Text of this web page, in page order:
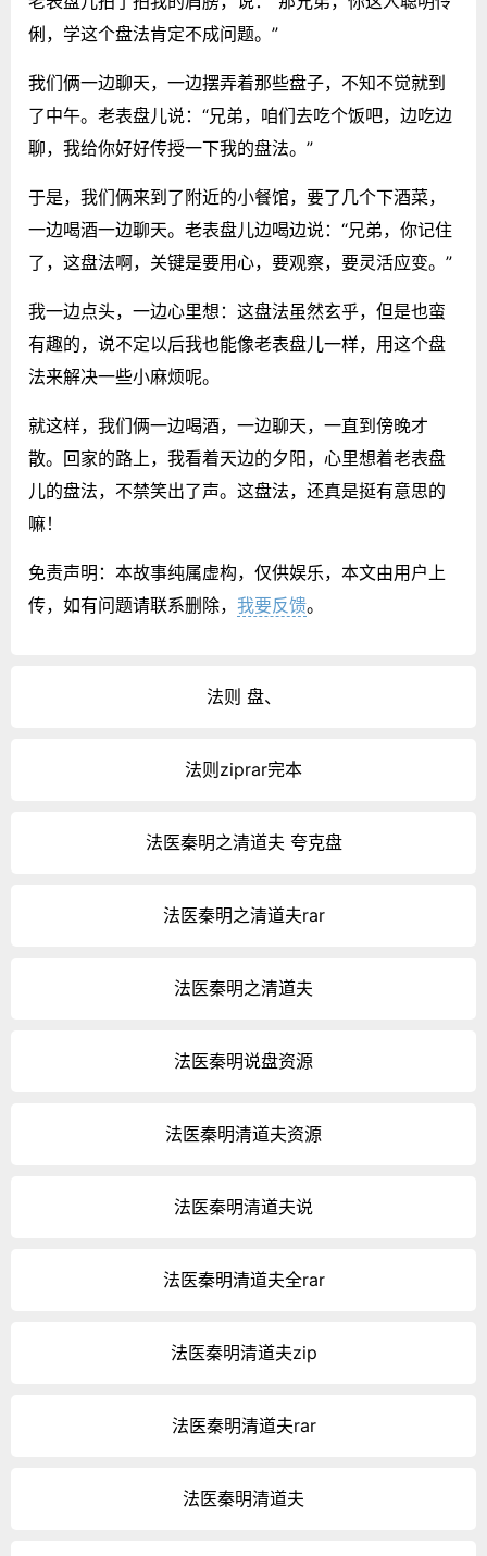
俐，学这个盘法肯定不成问题。”
我们俩一边聊天，一边摆弄着那些盘子，不知不觉就到
了中午。老表盘儿说：“兄弟，咱们去吃个饭吧，边吃边
聊，我给你好好传授一下我的盘法。”
于是，我们俩来到了附近的小餐馆，要了几个下酒菜，
一边喝酒一边聊天。老表盘儿边喝边说：“兄弟，你记住
了，这盘法啊，关键是要用心，要观察，要灵活应变。”
我一边点头，一边心里想：这盘法虽然玄乎，但是也蛮
有趣的，说不定以后我也能像老表盘儿一样，用这个盘
法来解决一些小麻烦呢。
就这样，我们俩一边喝酒，一边聊天，一直到傍晚才
散。回家的路上，我看着天边的夕阳，心里想着老表盘
儿的盘法，不禁笑出了声。这盘法，还真是挺有意思的
嘛！
免责声明：本故事纯属虚构，仅供娱乐，本文由用户上
传，如有问题请联系删除， 我要反馈。
法则 盘、
法则ziprar完本
法医秦明之清道夫 夸克盘
法医秦明之清道夫rar
法医秦明之清道夫
法医秦明说盘资源
法医秦明清道夫资源
法医秦明清道夫说
法医秦明清道夫全rar
法医秦明清道夫zip
法医秦明清道夫rar
法医秦明清道夫